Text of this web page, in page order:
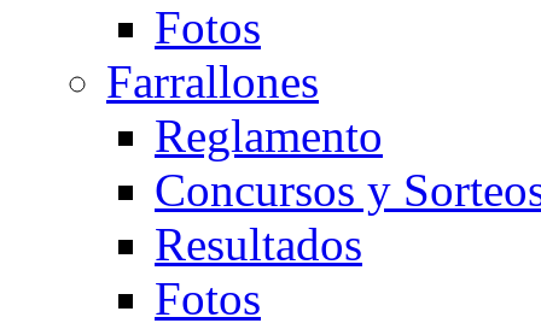
Fotos
Farrallones
Reglamento
Concursos y
Resultados
Fotos